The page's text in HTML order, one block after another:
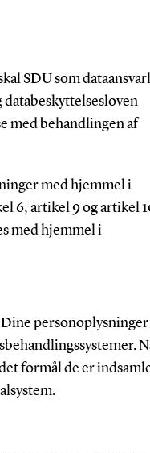
SDU som
med behandlingen af
med hjemmel i
6, artikel 9 og artikel
med hjemmel i
formål de er